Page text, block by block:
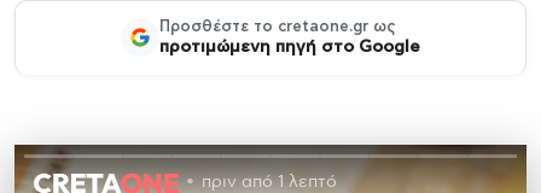
Προσθέστε το cretaone.gr ως
προτιμώμενη πηγή στο Google
πριν από 1 λεπτό